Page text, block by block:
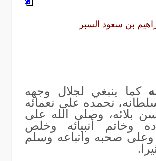
بن سعود السبر
كما ينبغي لجلال وجهه
نحمده على نعمائه
بلائه، وصلى الله على
وخاتم أنبيائه وخلص
وعلى صحبه واتباعه وسلم